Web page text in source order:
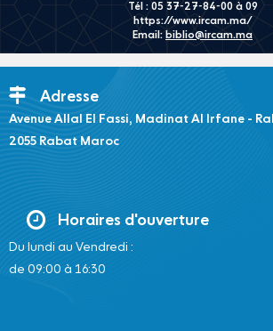
Tél : 05 37-27-84-00 à 09
https://www.ircam.ma/
Email: biblio@ircam.ma
Adresse
Avenue Allal El Fassi, Madinat Al Irfane -
2055 Rabat Maroc
Horaires d'ouverture
Du lundi au Vendredi :
de 09:00 à 16:30